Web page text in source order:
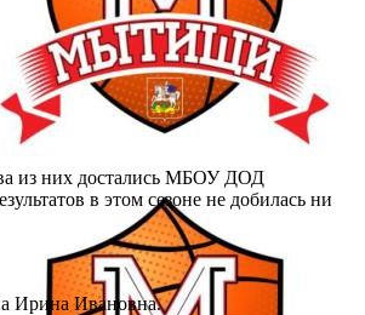
из них достались МБОУ ДОД
в этом сезоне не добилась ни
Ирина Ивановна.